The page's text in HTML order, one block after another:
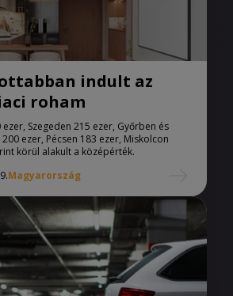
indult az
roham
Szegeden 215 ezer, Győrben és
ezer, Pécsen 183 ezer, Miskolcon
körül alakult a középérték.
Magyarország